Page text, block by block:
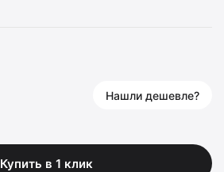
Нашли дешевле?
Купить в 1 клик